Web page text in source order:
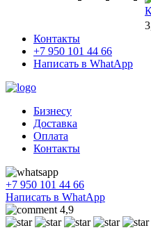
Контакты
+7 950 101 44 66
Написать в WhatApp
Бизнесу
Доставка
Оплата
Контакты
+7 950 101 44 66
Написать в WhatApp
4,9